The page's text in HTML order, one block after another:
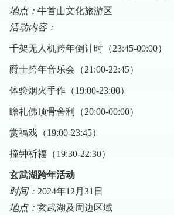
地点： 牛首山文化旅游区
活动内容：
千架无人机跨年倒计时（23:45-00:00）
爵士跨年音乐会（21:00-22:45）
体验烟火手作（19:00-23:00）
瞻礼佛顶骨舍利（20:00-00:00）
赏福戏（19:00-23:45）
撞钟祈福（19:30-22:30）
玄武湖跨年活动
时间： 2024年12月31日
地点： 玄武湖及周边区域